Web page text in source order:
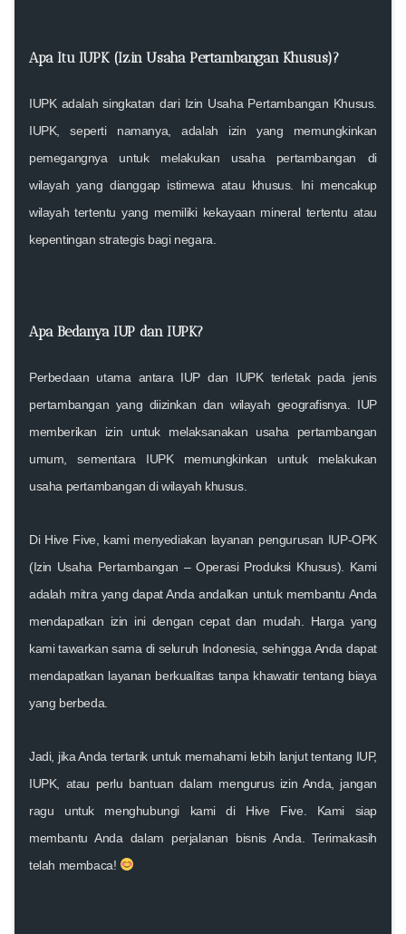
Apa Itu IUPK (Izin Usaha Pertambangan Khusus)?
IUPK adalah singkatan dari Izin Usaha Pertambangan Khusus.
IUPK, seperti namanya, adalah izin yang memungkinkan
pemegangnya untuk melakukan usaha pertambangan di
wilayah yang dianggap istimewa atau khusus. Ini mencakup
wilayah tertentu yang memiliki kekayaan mineral tertentu atau
kepentingan strategis bagi negara.
Apa Bedanya IUP dan IUPK?
Perbedaan utama antara IUP dan IUPK terletak pada jenis
pertambangan yang diizinkan dan wilayah geografisnya. IUP
memberikan izin untuk melaksanakan usaha pertambangan
umum, sementara IUPK memungkinkan untuk melakukan
usaha pertambangan di wilayah khusus.
Di Hive Five , kami menyediakan layanan pengurusan IUP-OPK
(Izin Usaha Pertambangan – Operasi Produksi Khusus). Kami
adalah mitra yang dapat Anda andalkan untuk membantu Anda
mendapatkan izin ini dengan cepat dan mudah. Harga yang
kami tawarkan sama di seluruh Indonesia, sehingga Anda dapat
mendapatkan layanan berkualitas tanpa khawatir tentang biaya
yang berbeda.
Jadi, jika Anda tertarik untuk memahami lebih lanjut tentang IUP,
IUPK, atau perlu bantuan dalam mengurus izin Anda, jangan
ragu untuk menghubungi kami di Hive Five . Kami siap
membantu Anda dalam perjalanan bisnis Anda. Terimakasih
telah membaca!